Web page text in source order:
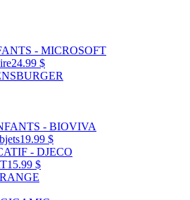
24.99 $
19.99 $
15.99 $